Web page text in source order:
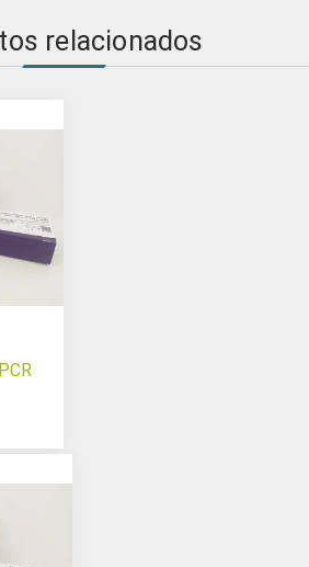
relacionados